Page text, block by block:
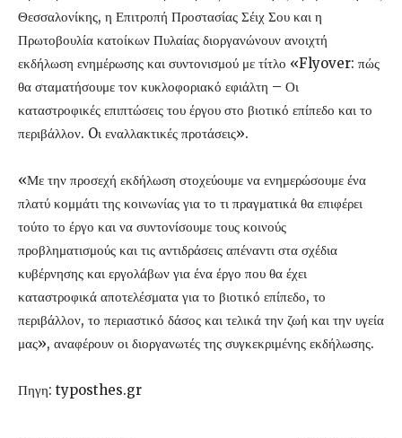
Θεσσαλονίκης, η Επιτροπή Προστασίας Σέιχ Σου και η
Πρωτοβουλία κατοίκων Πυλαίας διοργανώνουν ανοιχτή
εκδήλωση ενημέρωσης και συντονισμού με τίτλο «Flyover: πώς
θα σταματήσουμε τον κυκλοφοριακό εφιάλτη – Οι
καταστροφικές επιπτώσεις του έργου στο βιοτικό επίπεδο και το
περιβάλλον. Oι εναλλακτικές προτάσεις».
«Με την προσεχή εκδήλωση στοχεύουμε να ενημερώσουμε ένα
πλατύ κομμάτι της κοινωνίας για το τι πραγματικά θα επιφέρει
τούτο το έργο και να συντονίσουμε τους κοινούς
προβληματισμούς και τις αντιδράσεις απέναντι στα σχέδια
κυβέρνησης και εργολάβων για ένα έργο που θα έχει
καταστροφικά αποτελέσματα για το βιοτικό επίπεδο, το
περιβάλλον, το περιαστικό δάσος και τελικά την ζωή και την υγεία
μας», αναφέρουν οι διοργανωτές της συγκεκριμένης εκδήλωσης.
Πηγη: typosthes.gr